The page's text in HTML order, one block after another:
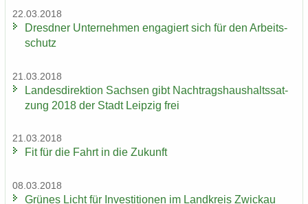
22.03.2018
Dresd­ner Un­ter­neh­men en­ga­giert sich für den Ar­beits­
schutz
21.03.2018
Lan­des­di­rek­ti­on Sach­sen gibt Nach­trags­haus­halts­sat­
zung 2018 der Stadt Leip­zig frei
21.03.2018
Fit für die Fahrt in die Zu­kunft
08.03.2018
Grü­nes Licht für In­ves­ti­tio­nen im Land­kreis Zwi­ckau